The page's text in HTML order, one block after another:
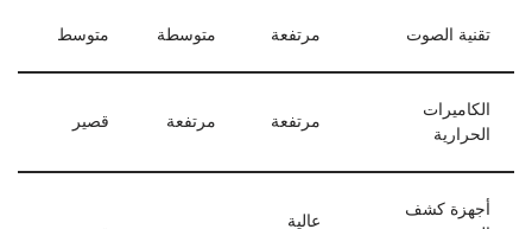
تقنية الصوت مرتفعة متوسطة متوسط
الكاميرات
الحرارية
مرتفعة مرتفعة قصير
أجهزة كشف
عالية